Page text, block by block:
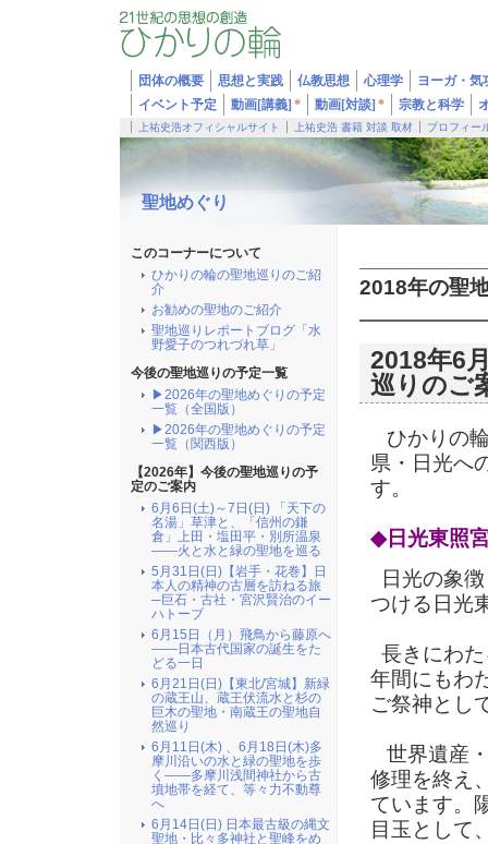
団体の概要 思想と実践 仏教思想 心理学
ヨーガ・気
イベント予定
動画[講義] * 動画[対談] * 宗教と科学
上祐史浩オフィシャルサイト 上祐史浩 書籍 対談 取材 プロフィー
聖地めぐり
2018年の聖
2018年6
巡りのご
ひかりの
県・日光へ
す。
◆日光東照
日光の象
つける日光
長きにわ
年間にもわ
ご祭神とし
世界遺産
修理を終え
ています。
目玉として
このコーナーについて
ひかりの輪の聖地巡りのご紹
介
お勧めの聖地のご紹介
聖地巡りレポートブログ「水
野愛子のつれづれ草」
今後の聖地巡りの予定一覧
▶2026年の聖地めぐりの予定
一覧（全国版）
▶2026年の聖地めぐりの予定
一覧（関西版）
【2026年】今後の聖地巡りの予
定のご案内
6月6日(土)～7日(日) 「天下の
名湯」草津と、「信州の鎌
倉」上田・塩田平・別所温泉
――火と水と緑の聖地を巡る
5月31日(日)【岩手・花巻】日
本人の精神の古層を訪ねる旅
─巨石・古社・宮沢賢治のイー
ハトーブ
6月15日（月）飛鳥から藤原へ
――日本古代国家の誕生をた
どる一日
6月21日(日)【東北/宮城】新緑
の蔵王山、蔵王伏流水と杉の
巨木の聖地・南蔵王の聖地自
然巡り
6月11日(木) 、6月18日(木)多
摩川沿いの水と緑の聖地を歩
く――多摩川浅間神社から古
墳地帯を経て、等々力不動尊
へ
6月14日(日) 日本最古級の縄文
聖地・比々多神社と聖峰をめ